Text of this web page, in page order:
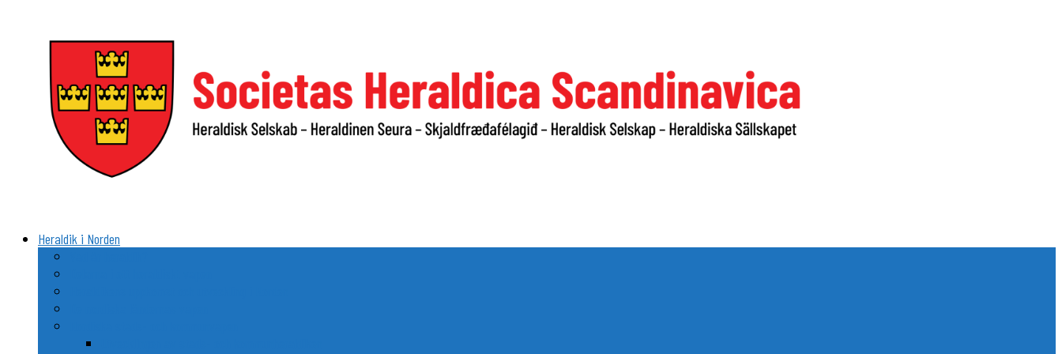
Heraldik i Norden